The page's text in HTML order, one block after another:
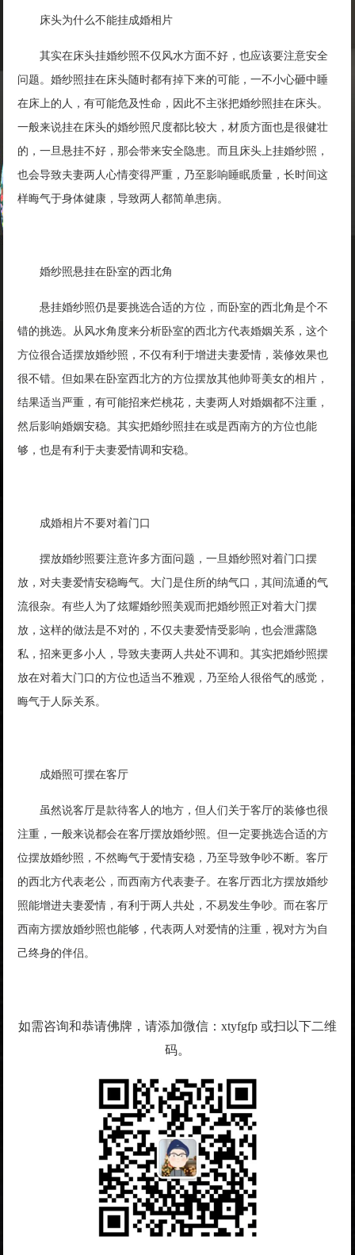
床头为什么不能挂成婚相片
其实在床头挂婚纱照不仅风水方面不好，也应该要注意安全
问题。婚纱照挂在床头随时都有掉下来的可能，一不小心砸中睡
在床上的人，有可能危及性命，因此不主张把婚纱照挂在床头。
一般来说挂在床头的婚纱照尺度都比较大，材质方面也是很健壮
的，一旦悬挂不好，那会带来安全隐患。而且床头上挂婚纱照，
也会导致夫妻两人心情变得严重，乃至影响睡眠质量，长时间这
样晦气于身体健康，导致两人都简单患病。
婚纱照悬挂在卧室的西北角
悬挂婚纱照仍是要挑选合适的方位，而卧室的西北角是个不
错的挑选。从风水角度来分析卧室的西北方代表婚姻关系，这个
方位很合适摆放婚纱照，不仅有利于增进夫妻爱情，装修效果也
很不错。但如果在卧室西北方的方位摆放其他帅哥美女的相片，
结果适当严重，有可能招来烂桃花，夫妻两人对婚姻都不注重，
然后影响婚姻安稳。其实把婚纱照挂在或是西南方的方位也能
够，也是有利于夫妻爱情调和安稳。
成婚相片不要对着门口
摆放婚纱照要注意许多方面问题，一旦婚纱照对着门口摆
放，对夫妻爱情安稳晦气。大门是住所的纳气口，其间流通的气
流很杂。有些人为了炫耀婚纱照美观而把婚纱照正对着大门摆
放，这样的做法是不对的，不仅夫妻爱情受影响，也会泄露隐
私，招来更多小人，导致夫妻两人共处不调和。其实把婚纱照摆
放在对着大门口的方位也适当不雅观，乃至给人很俗气的感觉，
晦气于人际关系。
成婚照可摆在客厅
虽然说客厅是款待客人的地方，但人们关于客厅的装修也很
注重，一般来说都会在客厅摆放婚纱照。但一定要挑选合适的方
位摆放婚纱照，不然晦气于爱情安稳，乃至导致争吵不断。客厅
的西北方代表老公，而西南方代表妻子。在客厅西北方摆放婚纱
照能增进夫妻爱情，有利于两人共处，不易发生争吵。而在客厅
西南方摆放婚纱照也能够，代表两人对爱情的注重，视对方为自
己终身的伴侣。
如需咨询和恭请佛牌，请添加微信：xtyfgfp 或扫以下二维
码。